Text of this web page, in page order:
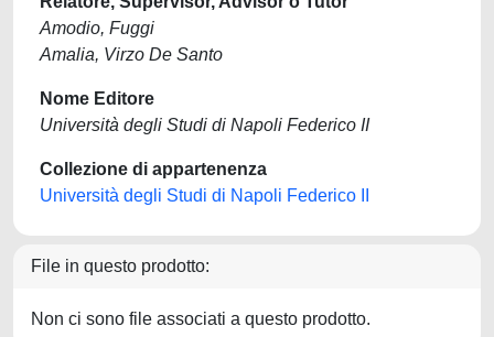
Amodio, Fuggi
Amalia, Virzo De Santo
Nome Editore
Università degli Studi di Napoli Federico II
Collezione di appartenenza
Università degli Studi di Napoli Federico II
File in questo prodotto:
Non ci sono file associati a questo prodotto.